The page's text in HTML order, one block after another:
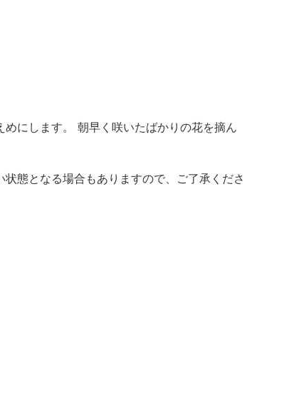
にします。 朝早く咲いたばかりの花を摘ん
態となる場合もありますので、ご了承くださ